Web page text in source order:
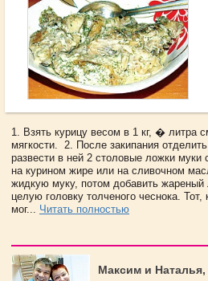
1. Взять курицу весом в 1 кг, � литра
мягкости. 2. После закипания
развести в ней 2 столовые ложки
на курином жире или на сливочном
жидкую муку, потом добавить жареный
целую головку толченого чеснока.
мог... Читать полностью
Максим и